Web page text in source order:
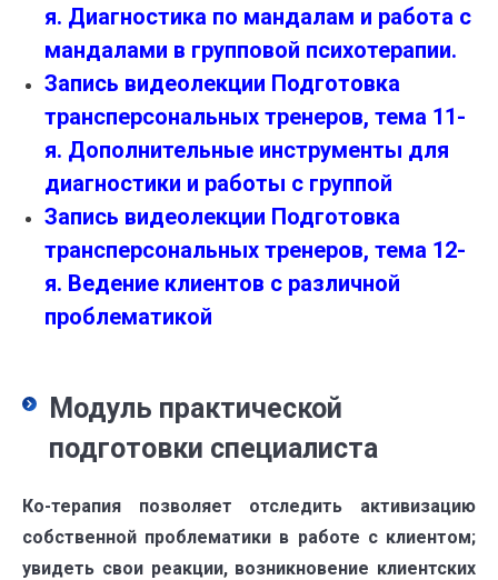
я. Диагностика по мандалам и работа с
мандалами в групповой психотерапии.
Запись видеолекции Подготовка
трансперсональных тренеров, тема 11-
я. Дополнительные инструменты для
диагностики и работы с группой
Запись видеолекции Подготовка
трансперсональных тренеров, тема 12-
я. Ведение клиентов с различной
проблематикой
Модуль практической
подготовки специалиста
Ко-терапия позволяет отследить активизацию
собственной проблематики в работе с клиентом;
увидеть свои реакции, возникновение клиентских